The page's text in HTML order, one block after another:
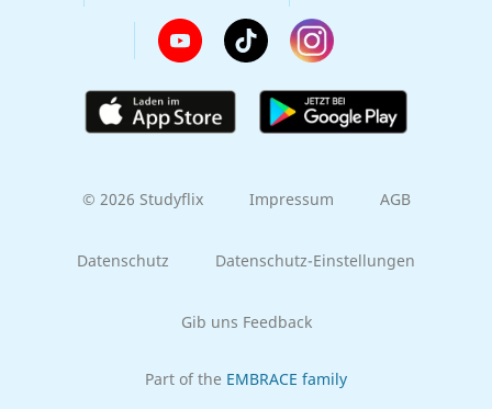
© 2026 Studyflix Impressum AGB
Datenschutz Datenschutz-Einstellungen
Gib uns Feedback
Part of the EMBRACE family